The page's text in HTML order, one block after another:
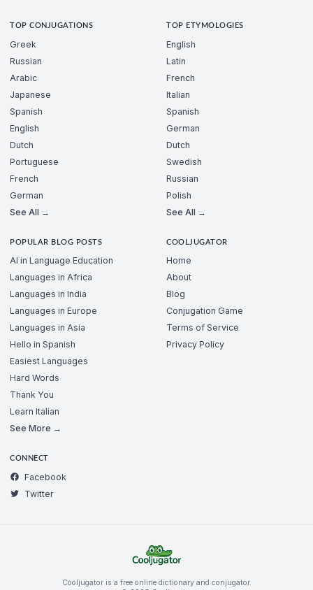
TOP CONJUGATIONS
Greek
Russian
Arabic
Japanese
Spanish
English
Dutch
Portuguese
French
German
See All →
TOP ETYMOLOGIES
English
Latin
French
Italian
Spanish
German
Dutch
Swedish
Russian
Polish
See All →
POPULAR BLOG POSTS
AI in Language Education
Languages in Africa
Languages in India
Languages in Europe
Languages in Asia
Hello in Spanish
Easiest Languages
Hard Words
Thank You
Learn Italian
See More →
COOLJUGATOR
Home
About
Blog
Conjugation Game
Terms of Service
Privacy Policy
CONNECT
Facebook
Twitter
Cooljugator is a free online dictionary and conjugator.